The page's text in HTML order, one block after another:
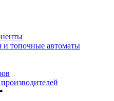
топочные автоматы